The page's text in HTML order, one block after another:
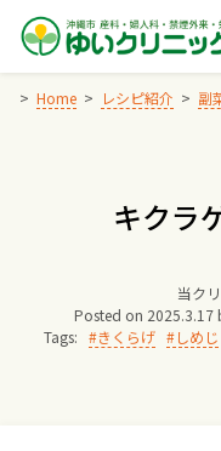
Skip
content
Home レシピ紹介 副
キクラ
当ク
Posted on 2025.3.17
Tags:
きくらげ しめじ
院長